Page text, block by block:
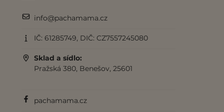
info@pachamama.cz
IČ: 61285749, DIČ: CZ7557245080
Sklad a sídlo:
Pražská 380, Benešov, 25601
pachamama.cz